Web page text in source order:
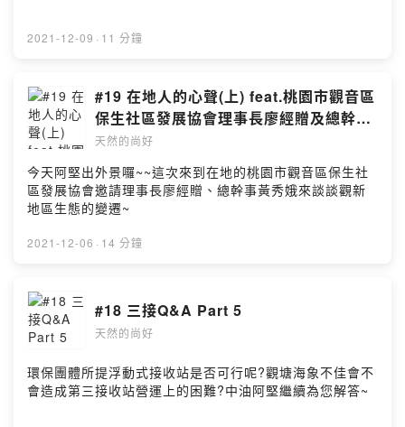
果。
2021-12-09 · 11 分鐘
#19 在地人的心聲(上) feat.桃園市觀音區
保生社區發展協會理事長廖經贈及總幹事
黃秀娥
天然的尚好
今天阿堅出外景囉~~這次來到在地的桃園市觀音區保生社
區發展協會邀請理事長廖經贈、總幹事黃秀娥來談談觀新
地區生態的變遷~
2021-12-06 · 14 分鐘
#18 三接Q&A Part 5
天然的尚好
環保團體所提浮動式接收站是否可行呢?觀塘海象不佳會不
會造成第三接收站營運上的困難?中油阿堅繼續為您解答~